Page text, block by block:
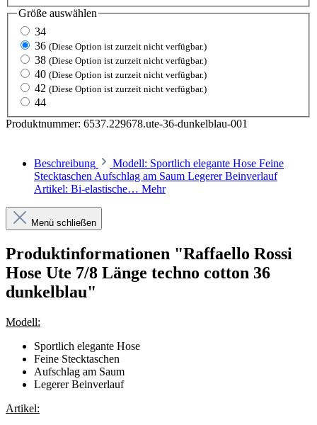
Größe auswählen
34
36 (Diese Option ist zurzeit nicht verfügbar.)
38 (Diese Option ist zurzeit nicht verfügbar.)
40 (Diese Option ist zurzeit nicht verfügbar.)
42 (Diese Option ist zurzeit nicht verfügbar.)
44
Produktnummer: 6537.229678.ute-36-dunkelblau-001
Beschreibung
Modell: Sportlich elegante Hose Feine
Stecktaschen Aufschlag am Saum Legerer Beinverlauf
Artikel: Bi-elastische… Mehr
Menü schließen
Produktinformationen "Raffaello Rossi
Hose Ute 7/8 Länge techno cotton 36
dunkelblau"
Modell:
Sportlich elegante Hose
Feine Stecktaschen
Aufschlag am Saum
Legerer Beinverlauf
Artikel: